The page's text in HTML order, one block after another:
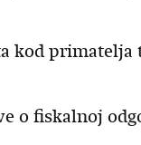
kod primatelja
o fiskalnoj